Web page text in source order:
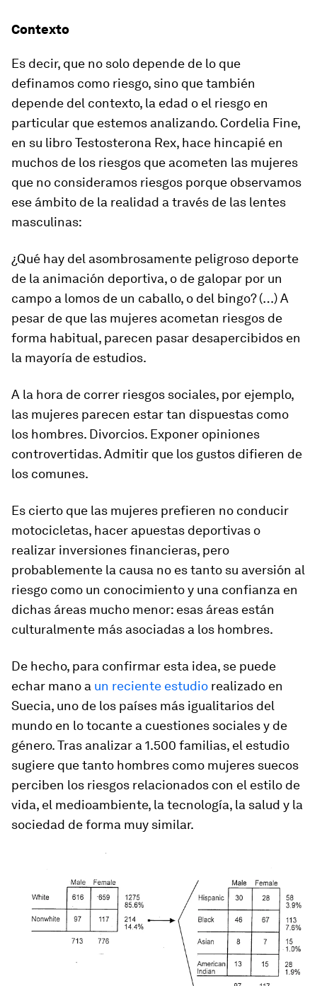
Contexto
Es decir, que no solo depende de lo que
definamos como riesgo, sino que también
depende del contexto, la edad o el riesgo en
particular que estemos analizando. Cordelia Fine,
en su libroTestosterona Rex, hace hincapié en
muchos de los riesgos que acometen las mujeres
que no consideramos riesgos porque observamos
ese ámbito de la realidad a través de las lentes
masculinas:
¿Qué hay del asombrosamente peligroso deporte
de la animación deportiva, o de galopar por un
campo a lomos de un caballo, o del bingo? (…) A
pesar de que las mujeres acometan riesgos de
forma habitual, parecen pasar desapercibidos en
la mayoría de estudios.
A la hora de correr riesgos sociales, por ejemplo,
las mujeres parecen estar tan dispuestas como
los hombres. Divorcios. Exponer opiniones
controvertidas. Admitir que los gustos difieren de
los comunes.
Es cierto que las mujeres prefieren no conducir
motocicletas, hacer apuestas deportivas o
realizar inversiones financieras, pero
probablemente la causa no es tanto su aversión al
riesgo como un conocimiento y una confianza en
dichas áreas mucho menor: esas áreas están
culturalmente más asociadas a los hombres.
De hecho, para confirmar esta idea, se puede
echar mano a un reciente estudio realizado en
Suecia, uno de los países más igualitarios del
mundo en lo tocante a cuestiones sociales y de
género. Tras analizar a 1.500 familias, el estudio
sugiere que tanto hombres como mujeres suecos
perciben los riesgos relacionados con el estilo de
vida, el medioambiente, la tecnología, la salud y la
sociedad de forma muy similar.